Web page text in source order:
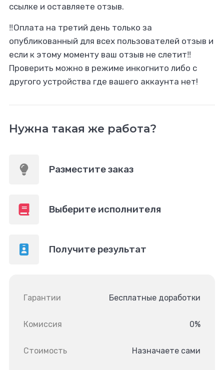
ссылке и оставляете отзыв.
‼️Оплата на третий день только за
опубликованный для всех пользователей отзыв и
если к этому моменту ваш отзыв не слетит‼️
Проверить можно в режиме инкогнито либо с
другого устройства где вашего аккаунта нет!
Нужна такая же работа?
Разместите заказ
Выберите исполнителя
Получите результат
Гарантии Бесплатные доработки
Комиссия 0%
Стоимость Назначаете сами